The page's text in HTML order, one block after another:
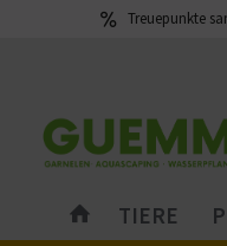
Treuepunkte
TIERE